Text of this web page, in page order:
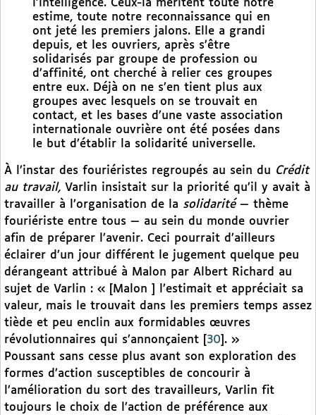
l’intelligence. Ceux-là méritent toute notre
estime, toute notre reconnaissance qui en
ont jeté les premiers jalons. Elle a grandi
depuis, et les ouvriers, après s’être
solidarisés par groupe de profession ou
d’affinité, ont cherché à relier ces groupes
entre eux. Déjà on ne s’en tient plus aux
groupes avec lesquels on se trouvait en
contact, et les bases d’une vaste association
internationale ouvrière ont été posées dans
le but d’établir la solidarité universelle.
À l’instar des fouriéristes regroupés au sein du Crédit
au travail, Varlin insistait sur la priorité qu’il y avait à
travailler à l’organisation de la solidarité — thème
fouriériste entre tous — au sein du monde ouvrier
afin de préparer l’avenir. Ceci pourrait d’ailleurs
éclairer d’un jour différent le jugement quelque peu
dérangeant attribué à Malon par Albert Richard au
sujet de Varlin : « [Malon ] l’estimait et appréciait sa
valeur, mais le trouvait dans les premiers temps assez
tiède et peu enclin aux formidables œuvres
révolutionnaires qui s’annonçaient
30 . »
Poussant sans cesse plus avant son exploration des
formes d’action susceptibles de concourir à
l’amélioration du sort des travailleurs, Varlin fit
toujours le choix de l’action de préférence aux